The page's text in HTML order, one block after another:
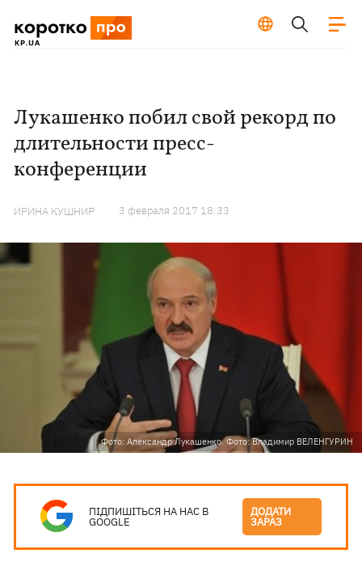
Лукашенко побил свой рекорд по
длительности пресс-
конференции
ИРИНА КУШНИР 3 февраля 2017 18:33
Фото: Александр Лукашенко. Фото: Владимир ВЕЛЕНГУРИН
ПІДПИШІТЬСЯ НА НАС В
GOOGLE
ДОДАТИ
ЗАРАЗ